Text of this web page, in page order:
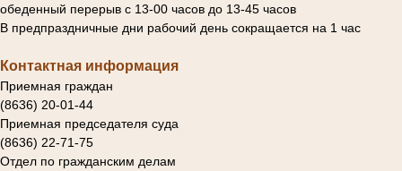
обеденный перерыв с 13-00 часов до 13-45 часов
В предпраздничные дни рабочий день сокращается на 1 час
Контактная информация
Приемная граждан
(8636) 20-01-44
Приемная председателя суда
(8636) 22-71-75
Отдел по гражданским делам